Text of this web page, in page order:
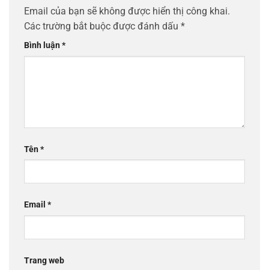
Email của bạn sẽ không được hiển thị công khai.
Các trường bắt buộc được đánh dấu *
Bình luận*
Tên*
Email *
Trang web